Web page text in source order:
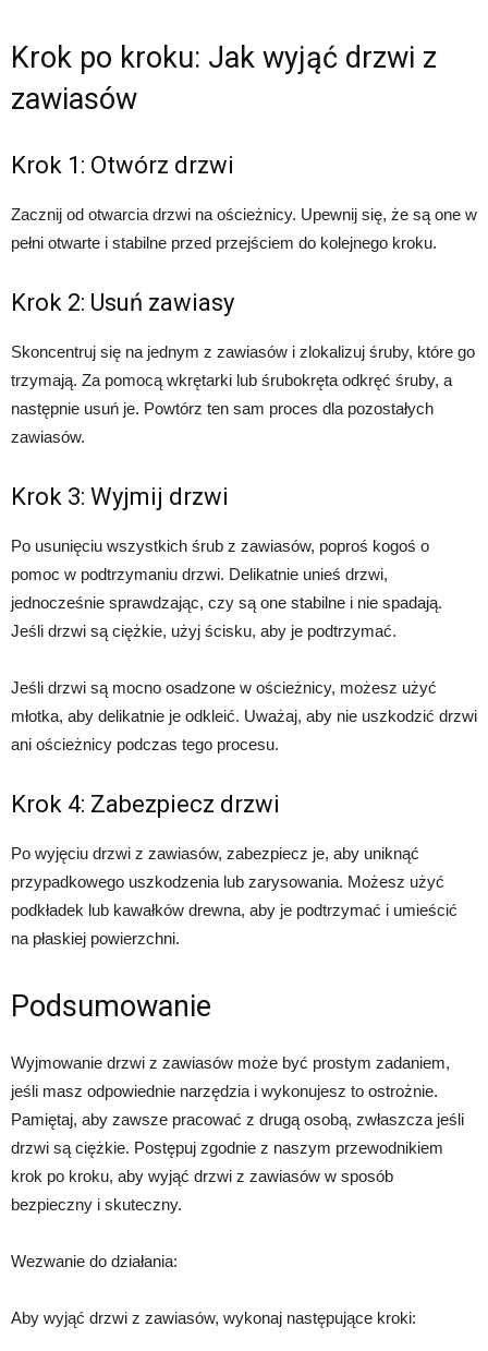
Krok po kroku: Jak wyjąć drzwi z
zawiasów
Krok 1: Otwórz drzwi
Zacznij od otwarcia drzwi na ościeżnicy. Upewnij się, że są one w
pełni otwarte i stabilne przed przejściem do kolejnego kroku.
Krok 2: Usuń zawiasy
Skoncentruj się na jednym z zawiasów i zlokalizuj śruby, które go
trzymają. Za pomocą wkrętarki lub śrubokręta odkręć śruby, a
następnie usuń je. Powtórz ten sam proces dla pozostałych
zawiasów.
Krok 3: Wyjmij drzwi
Po usunięciu wszystkich śrub z zawiasów, poproś kogoś o
pomoc w podtrzymaniu drzwi. Delikatnie unieś drzwi,
jednocześnie sprawdzając, czy są one stabilne i nie spadają.
Jeśli drzwi są ciężkie, użyj ścisku, aby je podtrzymać.
Jeśli drzwi są mocno osadzone w ościeżnicy, możesz użyć
młotka, aby delikatnie je odkleić. Uważaj, aby nie uszkodzić drzwi
ani ościeżnicy podczas tego procesu.
Krok 4: Zabezpiecz drzwi
Po wyjęciu drzwi z zawiasów, zabezpiecz je, aby uniknąć
przypadkowego uszkodzenia lub zarysowania. Możesz użyć
podkładek lub kawałków drewna, aby je podtrzymać i umieścić
na płaskiej powierzchni.
Podsumowanie
Wyjmowanie drzwi z zawiasów może być prostym zadaniem,
jeśli masz odpowiednie narzędzia i wykonujesz to ostrożnie.
Pamiętaj, aby zawsze pracować z drugą osobą, zwłaszcza jeśli
drzwi są ciężkie. Postępuj zgodnie z naszym przewodnikiem
krok po kroku, aby wyjąć drzwi z zawiasów w sposób
bezpieczny i skuteczny.
Wezwanie do działania:
Aby wyjąć drzwi z zawiasów, wykonaj następujące kroki: